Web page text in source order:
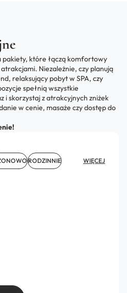
pakiety, które łączą komfortowy
Niezależnie, czy planują
relaksujący pobyt w SPA, czy
spełnią wszystkie
i skorzystaj z atrakcyjnych zniżek
w cenie, masaże czy dostęp do
RODZINNIE WIĘCEJ